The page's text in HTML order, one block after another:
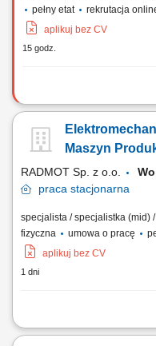
pełny etat
rekrutacja
aplikuj bez CV
15 godz.
Opis stanowiska:
przeglądów
systemów sterowania,
Maszyn
RADMOT Sp. z o.o.
praca stacjonarna
specjalista / specjalistka (mid)
fizyczna
umowa o pracę
aplikuj bez CV
1 dni
Opis stanowiska zapewnienie